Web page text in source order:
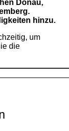
Donau,
hinzu.
um
die